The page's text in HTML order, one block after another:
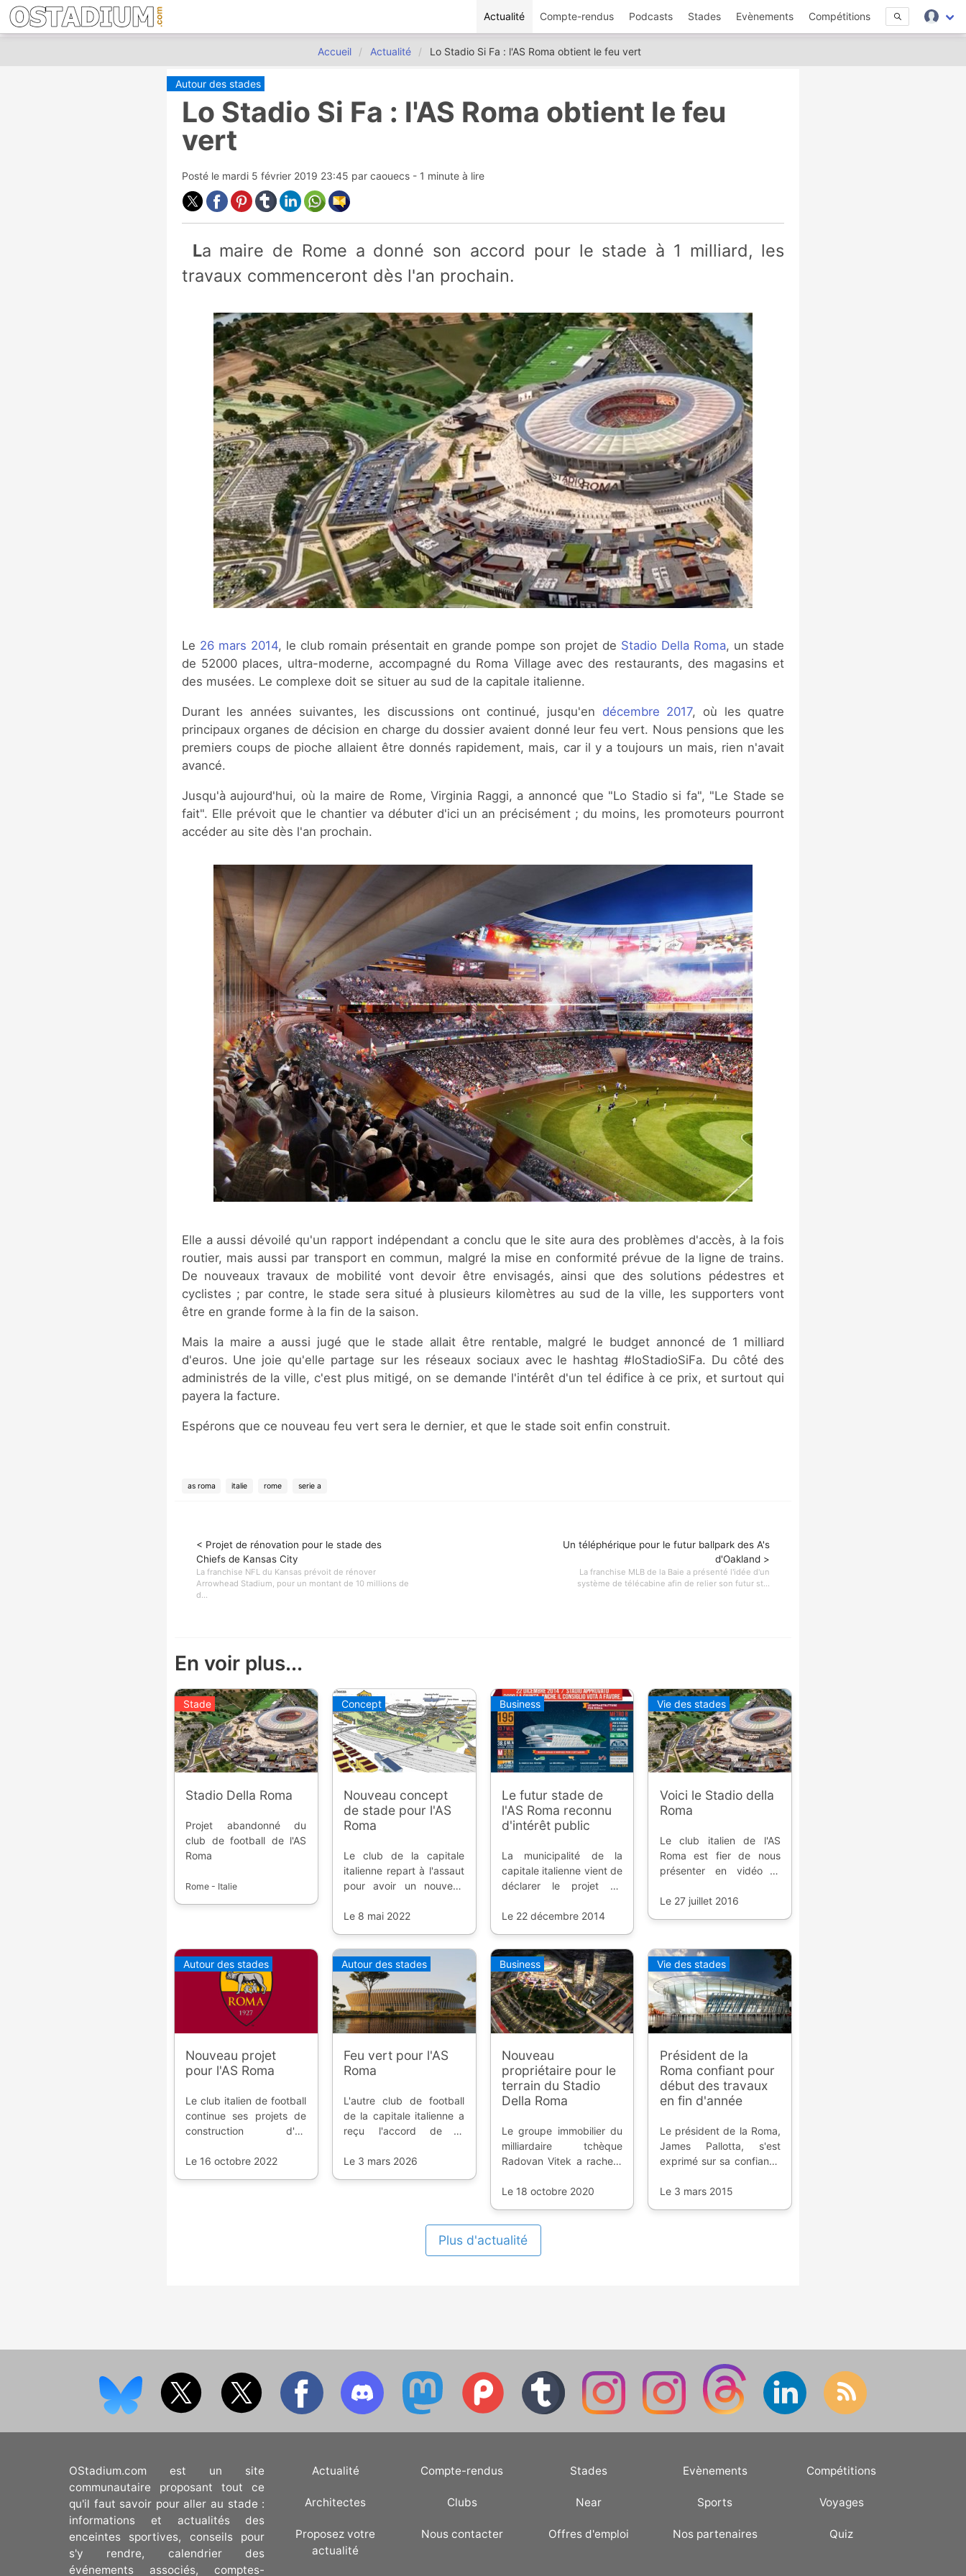
Actualité Compte-rendus Podcasts Stades Evènements Compétitions
Accueil Actualité Lo Stadio Si Fa : l'AS Roma obtient le feu vert
Autour des stades
Lo Stadio Si Fa : l'AS Roma obtient le feu
vert
Posté le mardi 5 février 2019 23:45 par caouecs - 1 minute à lire
La maire de Rome a donné son accord pour le stade à 1 milliard, les
travaux commenceront dès l'an prochain.
Le 26 mars 2014, le club romain présentait en grande pompe son projet de Stadio Della Roma, un stade
de 52000 places, ultra-moderne, accompagné du Roma Village avec des restaurants, des magasins et
des musées. Le complexe doit se situer au sud de la capitale italienne.
Durant les années suivantes, les discussions ont continué, jusqu'en décembre 2017, où les quatre
principaux organes de décision en charge du dossier avaient donné leur feu vert. Nous pensions que les
premiers coups de pioche allaient être donnés rapidement, mais, car il y a toujours un mais, rien n'avait
avancé.
Jusqu'à aujourd'hui, où la maire de Rome, Virginia Raggi, a annoncé que "Lo Stadio si fa", "Le Stade se
fait". Elle prévoit que le chantier va débuter d'ici un an précisément ; du moins, les promoteurs pourront
accéder au site dès l'an prochain.
Elle a aussi dévoilé qu'un rapport indépendant a conclu que le site aura des problèmes d'accès, à la fois
routier, mais aussi par transport en commun, malgré la mise en conformité prévue de la ligne de trains.
De nouveaux travaux de mobilité vont devoir être envisagés, ainsi que des solutions pédestres et
cyclistes ; par contre, le stade sera situé à plusieurs kilomètres au sud de la ville, les supporters vont
être en grande forme à la fin de la saison.
Mais la maire a aussi jugé que le stade allait être rentable, malgré le budget annoncé de 1 milliard
d'euros. Une joie qu'elle partage sur les réseaux sociaux avec le hashtag #loStadioSiFa. Du côté des
administrés de la ville, c'est plus mitigé, on se demande l'intérêt d'un tel édifice à ce prix, et surtout qui
payera la facture.
Espérons que ce nouveau feu vert sera le dernier, et que le stade soit enfin construit.
as roma italie rome serie a
< Projet de rénovation pour le stade des
Chiefs de Kansas City
La franchise NFL du Kansas prévoit de rénover
Arrowhead Stadium, pour un montant de 10 millions de
d...
Un téléphérique pour le futur ballpark des A's
d'Oakland >
La franchise MLB de la Baie a présenté l'idée d'un
système de télécabine afin de relier son futur st...
En voir plus...
Stade
Stadio Della Roma
Projet abandonné du
club de football de l'AS
Roma
Rome - Italie
Concept
Nouveau concept
de stade pour l'AS
Roma
Le club de la capitale
italienne repart à l'assaut
pour avoir un nouveau
Pietralata.
Le 8 mai 2022
Business
Le futur stade de
l'AS Roma reconnu
d'intérêt public
La municipalité de la
capitale italienne vient de
déclarer le projet de
d'intérêt public, cela va
certaines démarches et
donner du poids pour
une candidature
olympique.
Le 22 décembre 2014
Vie des stades
Voici le Stadio della
Roma
Le club italien de l'AS
Roma est fier de nous
présenter en vidéo la
future enceinte.
Le 27 juillet 2016
Autour des stades
Nouveau projet
pour l'AS Roma
Le club italien de football
continue ses projets de
construction d'un
cette fois-ci, plus proche
Le 16 octobre 2022
Autour des stades
Feu vert pour l'AS
Roma
L'autre club de football
de la capitale italienne a
reçu l'accord de la
construire son futur
Le 3 mars 2026
Business
Nouveau
propriétaire pour le
terrain du Stadio
Della Roma
Le groupe immobilier du
milliardaire tchèque
Radovan Vitek a racheté
propriétaire de la parcelle
Le 18 octobre 2020
Vie des stades
Président de la
Roma confiant pour
début des travaux
en fin d'année
Le président de la Roma,
James Pallotta, s'est
exprimé sur sa confiance
travaux du nouveau
Le 3 mars 2015
Plus d'actualité
OStadium.com est un site
communautaire proposant tout ce
qu'il faut savoir pour aller au stade :
informations et actualités des
enceintes sportives, conseils pour
s'y rendre, calendrier des
événements associés, comptes-
Actualité Compte-rendus Stades Evènements Compétitions
Architectes Clubs Near Sports Voyages
Proposez votre
actualité
Nous contacter Offres d'emploi Nos partenaires Quiz